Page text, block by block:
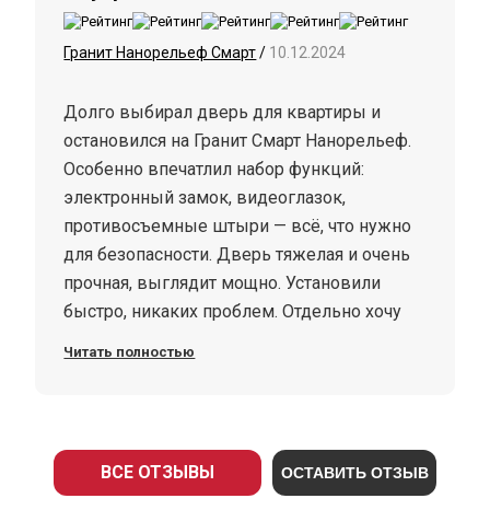
Гранит Нанорельеф Смарт/ 10.12.2024
Долго выбирал дверь для квартиры и
остановился на Гранит Смарт Нанорельеф.
Особенно впечатлил набор функций:
электронный замок, видеоглазок,
противосъемные штыри — всё, что нужно
для безопасности. Дверь тяжелая и очень
прочная, выглядит мощно. Установили
быстро, никаких проблем. Отдельно хочу
технологичную дверь.
Читать полностью
ВСЕ ОТЗЫВЫ ОСТАВИТЬ ОТЗЫВ